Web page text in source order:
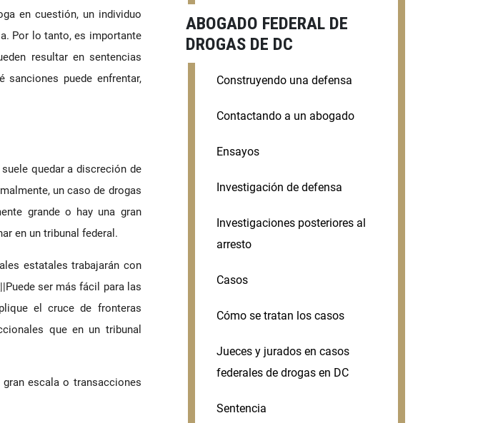
en cuestión, un individuo
Por lo tanto, es importante
resultar en sentencias
sanciones puede enfrentar,
quedar a discreción de
un caso de drogas
grande o hay una gran
en un tribunal federal.
estatales trabajarán con
||Puede ser más fácil para las
el cruce de fronteras
que en un tribunal
escala o transacciones
ABOGADO FEDERAL DE
DROGAS DE DC
Construyendo una defensa
Contactando a un abogado
Ensayos
Investigación de defensa
Investigaciones posteriores al
arresto
Casos
Cómo se tratan los casos
Jueces y jurados en casos
federales de drogas en DC
Sentencia